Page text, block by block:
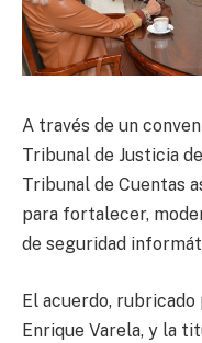
A través de un
Tribunal de Justicia
Tribunal de Cuentas
para fortalecer,
de seguridad
El acuerdo,
Enrique Varela, y la